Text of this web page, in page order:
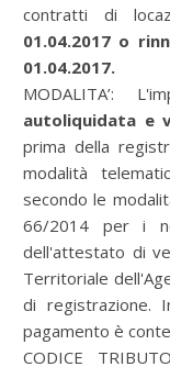
contratti di
01.04.2017 o
01.04.2017.
MODALITA’:
autoliquidata e
prima della
modalità
secondo le
66/2014 per i
dell'attestato di
Territoriale
di registrazione.
pagamento è
CODICE